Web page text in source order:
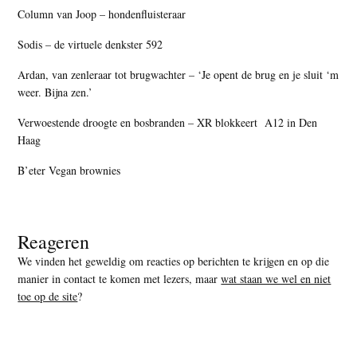
Column van Joop – hondenfluisteraar
Sodis – de virtuele denkster 592
Ardan, van zenleraar tot brugwachter – ‘Je opent de brug en je sluit ‘m
weer. Bijna zen.’
Verwoestende droogte en bosbranden – XR blokkeert A12 in Den
Haag
B’eter Vegan brownies
Reageren
We vinden het geweldig om reacties op berichten te krijgen en op die
manier in contact te komen met lezers, maarwat staan we wel en niet
toe op de site?